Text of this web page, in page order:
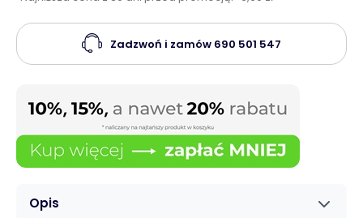
Opis
Zadzwoń i zamów 690 501 547